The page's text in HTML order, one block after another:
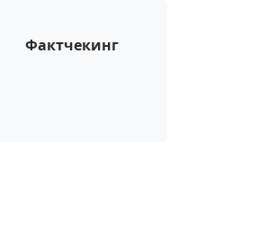
Фактчекинг